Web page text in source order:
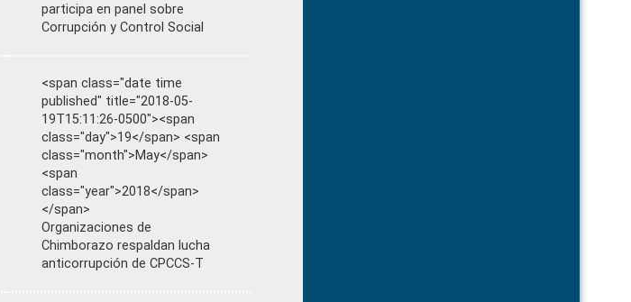
participa en panel sobre
Corrupción y Control Social
<span class="date time
published" title="2018-05-
19T15:11:26-0500"><span
class="day">19</span> <span
class="month">May</span>
<span
class="year">2018</span>
</span>
Organizaciones de
Chimborazo respaldan lucha
anticorrupción de CPCCS-T